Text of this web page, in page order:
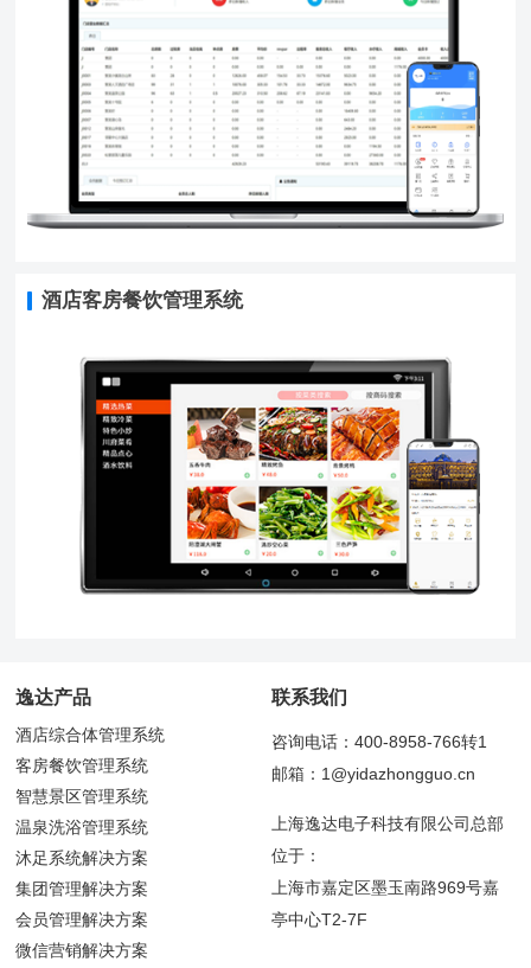
酒店客房餐饮管理系统
逸达产品
酒店综合体管理系统
客房餐饮管理系统
智慧景区管理系统
温泉洗浴管理系统
沐足系统解决方案
集团管理解决方案
会员管理解决方案
微信营销解决方案
联系我们
咨询电话：400-8958-766转1
邮箱：1@yidazhongguo.cn
上海逸达电子科技有限公司总部
位于：
上海市嘉定区墨玉南路969号嘉
亭中心T2-7F